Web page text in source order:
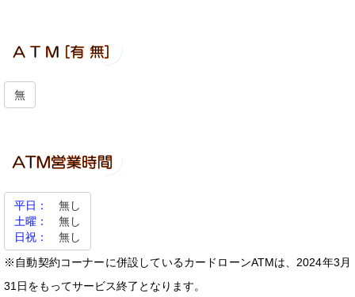
無
平日：
無し
土曜：
無し
日祝：
無し
※自動契約コーナーに併設しているカードローンATMは、2024年3月
31日をもってサービス終了となります。